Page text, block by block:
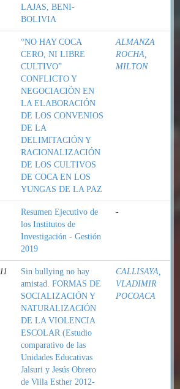
LAJAS, BENI-
BOLIVIA
“NO HAY COCA
CERO, NI LIBRE
CULTIVO”
CONFLICTO Y
NEGOCIACIÓN EN
LA ELABORACIÓN
DE LOS CONVENIOS
DE LA
DELIMITACIÓN Y
RACIONALIZACIÓN
DE LOS CULTIVOS
DE COCA EN LOS
YUNGAS DE LA PAZ
ALMANZA
ROCHA,
MILTON
Resumen Ejecutivo de
los Institutos de
Investigación - Gestión
2019
-
Sin bullying no hay
amistad. FORMAS DE
SOCIALIZACIÓN Y
NATURALIZACIÓN
DE LA VIOLENCIA
ESCOLAR (Estudio
comparativo de las
Unidades Educativas
Jalsuri y Jesús Obrero
de Villa Esther 2012-
CALLISAYA,
VLADIMIR
POCOACA